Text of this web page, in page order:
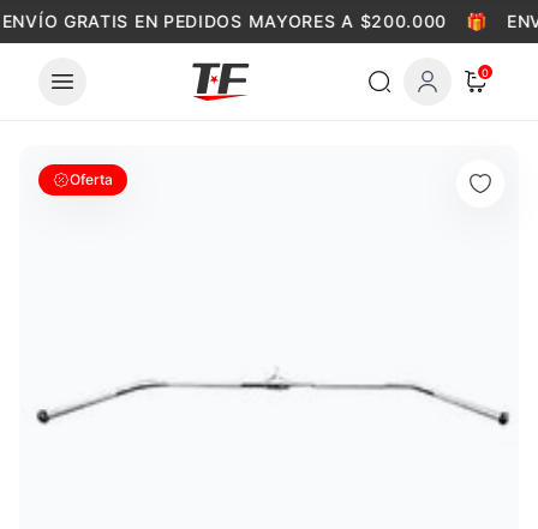
Skip to contentGRATIS EN PEDIDOS MAYORES A $200.000 🎁
0
Oferta